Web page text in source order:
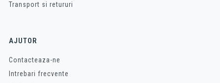
Transport si retururi
AJUTOR
Contacteaza-ne
Intrebari frecvente